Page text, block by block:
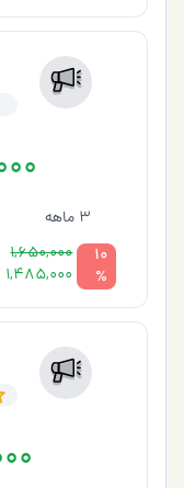
3 ماهه
10
%
1,650,000
1,485,000